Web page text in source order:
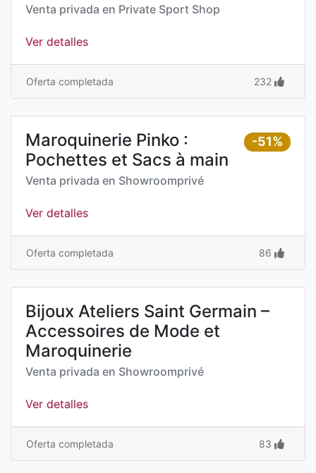
Venta privada en Private Sport Shop
Ver detalles
Oferta completada 232
-51%
Maroquinerie Pinko :
Pochettes et Sacs à main
Venta privada en Showroomprivé
Ver detalles
Oferta completada 86
Bijoux Ateliers Saint Germain –
Accessoires de Mode et
Maroquinerie
Venta privada en Showroomprivé
Ver detalles
Oferta completada 83